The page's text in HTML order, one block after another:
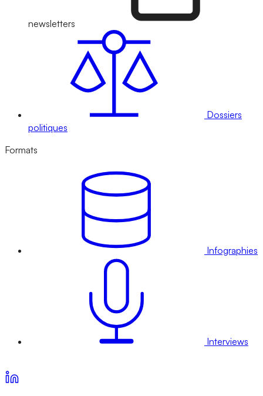
newsletters
Dossiers
politiques
Formats
Infographies
Interviews